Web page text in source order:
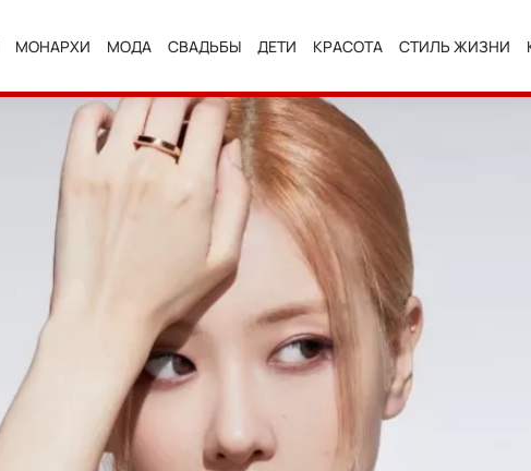
МОНАРХИ МОДА СВАДЬБЫ ДЕТИ КРАСОТА СТИЛЬ ЖИЗНИ